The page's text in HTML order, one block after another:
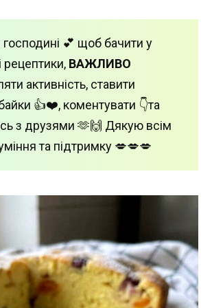
господині 💕 щоб бачити у
рецептики, ВАЖЛИВО
активність, ставити
👍❤️, коментувати 👇та
з друзями 🫶🙌 Дякую всім
та підтримку 💋💋💋